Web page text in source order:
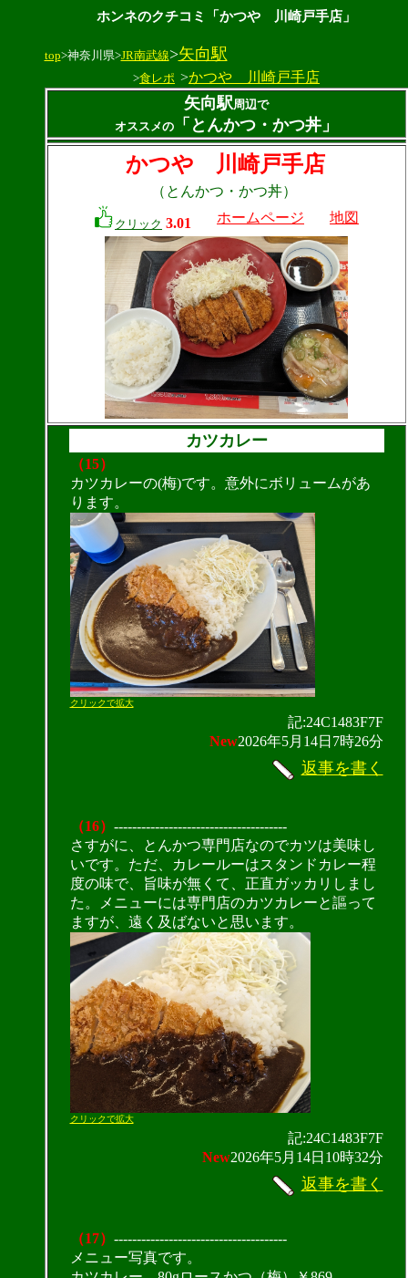
ホンネのクチコミ「かつや 川崎戸手店」
top>神奈川県>JR南武線>矢向駅
>食レポ >かつや 川崎戸手店
矢向駅周辺で
オススメの
「とんかつ・かつ丼」
かつや 川崎戸手店
（とんかつ・かつ丼）
クリック 3.01 ホームページ 地図
カツカレー
（15）
カツカレーの(梅)です。意外にボリュームがあ
ります。
クリックで拡大
記:24C1483F7F
New2026年5月14日7時26分
返事を書く
（16） --------------------------------------
さすがに、とんかつ専門店なのでカツは美味し
いです。ただ、カレールーはスタンドカレー程
度の味で、旨味が無くて、正直ガッカリしまし
た。メニューには専門店のカツカレーと謳って
ますが、遠く及ばないと思います。
クリックで拡大
記:24C1483F7F
New2026年5月14日10時32分
返事を書く
（17） --------------------------------------
メニュー写真です。